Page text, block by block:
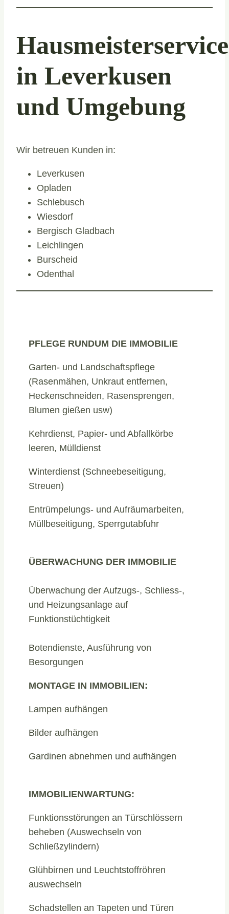
Hausmeisterservice
in Leverkusen
und Umgebung
Wir betreuen Kunden in:
Leverkusen
Opladen
Schlebusch
Wiesdorf
Bergisch Gladbach
Leichlingen
Burscheid
Odenthal
PFLEGE RUNDUM DIE IMMOBILIE
Garten- und Landschaftspflege
(Rasenmähen, Unkraut entfernen,
Heckenschneiden, Rasensprengen,
Blumen gießen usw)
Kehrdienst, Papier- und Abfallkörbe
leeren, Mülldienst
Winterdienst (Schneebeseitigung,
Streuen)
Entrümpelungs- und Aufräumarbeiten,
Müllbeseitigung, Sperrgutabfuhr
ÜBERWACHUNG DER IMMOBILIE
Überwachung der Aufzugs-, Schliess-,
und Heizungsanlage auf
Funktionstüchtigkeit
Botendienste, Ausführung von
Besorgungen
MONTAGE IN IMMOBILIEN:
Lampen aufhängen
Bilder aufhängen
Gardinen abnehmen und aufhängen
IMMOBILIENWARTUNG:
Funktionsstörungen an Türschlössern
beheben (Auswechseln von
Schließzylindern)
Glühbirnen und Leuchtstoffröhren
auswechseln
Schadstellen an Tapeten und Türen